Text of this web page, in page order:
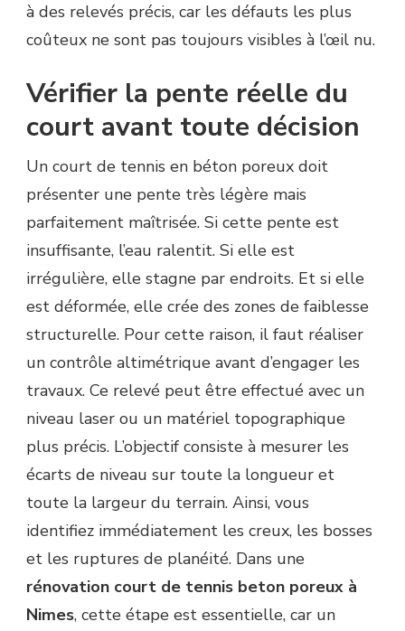
à des relevés précis, car les défauts les plus
coûteux ne sont pas toujours visibles à l’œil nu.
Vérifier la pente réelle du
court avant toute décision
Un court de tennis en béton poreux doit
présenter une pente très légère mais
parfaitement maîtrisée. Si cette pente est
insuffisante, l’eau ralentit. Si elle est
irrégulière, elle stagne par endroits. Et si elle
est déformée, elle crée des zones de faiblesse
structurelle. Pour cette raison, il faut réaliser
un contrôle altimétrique avant d’engager les
travaux. Ce relevé peut être effectué avec un
niveau laser ou un matériel topographique
plus précis. L’objectif consiste à mesurer les
écarts de niveau sur toute la longueur et
toute la largeur du terrain. Ainsi, vous
identifiez immédiatement les creux, les bosses
et les ruptures de planéité. Dans une
rénovation court de tennis beton poreux à
Nimes, cette étape est essentielle, car un